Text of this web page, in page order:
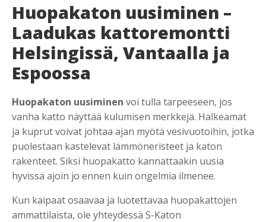
Huopakaton uusiminen –
Laadukas kattoremontti
Helsingissä, Vantaalla ja
Espoossa
Huopakaton uusiminen voi tulla tarpeeseen, jos
vanha katto näyttää kulumisen merkkejä. Halkeamat
ja kuprut voivat johtaa ajan myötä vesivuotoihin, jotka
puolestaan kastelevat lämmöneristeet ja katon
rakenteet. Siksi huopakatto kannattaakin uusia
hyvissä ajoin jo ennen kuin ongelmia ilmenee.
Kun kaipaat osaavaa ja luotettavaa huopakattojen
ammattilaista, ole yhteydessä S-Katon